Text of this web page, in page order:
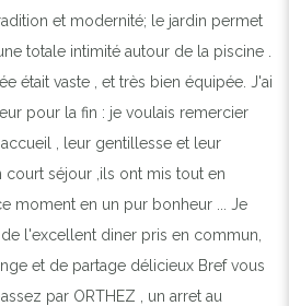
et modernité; le jardin permet
totale intimité autour de la piscine .
était vaste , et très bien équipée. J'ai
pour la fin : je voulais remercier
, leur gentillesse et leur
court séjour ,ils ont mis tout en
moment en un pur bonheur ... Je
l'excellent diner pris en commun,
et de partage délicieux Bref vous
par ORTHEZ , un arret au